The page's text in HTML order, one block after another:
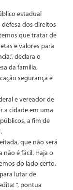
estadual
dos direitos
que tratar de
e valores para
declara o
da família,
segurança e
e vereador de
a cidade em uma
a fim de
que não será
não é fácil. Haja o
do lado certo,
lutar de
”, pontua